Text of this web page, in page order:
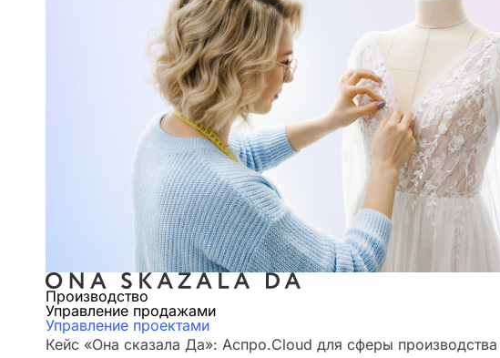
Производство
Управление продажами
Управление проектами
Кейс «Она сказала Да»: Аспро.Cloud для сферы